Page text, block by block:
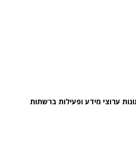
ערוצי מידע ופעילות ברשתות